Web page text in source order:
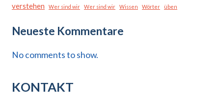
verstehen
Wer sind wir Wer sind wir Wissen Wörter üben
Neueste Kommentare
No comments to show.
KONTAKT